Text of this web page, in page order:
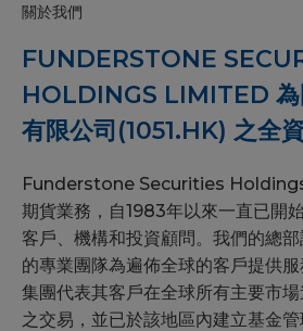
關於我們
FUNDERSTONE
HOLDINGS LIMITED 為
有限公司(1051.HK) 之全
Funderstone Securities
期貨業務，⾃1983年以來⼀直已開
客戶、機構和投資顧問。我們的總
的專業團隊為遍佈全球的客戶提供
集團代表其客戶在全球所有主要市
之交易，並已於該地區內建⽴基⾦管